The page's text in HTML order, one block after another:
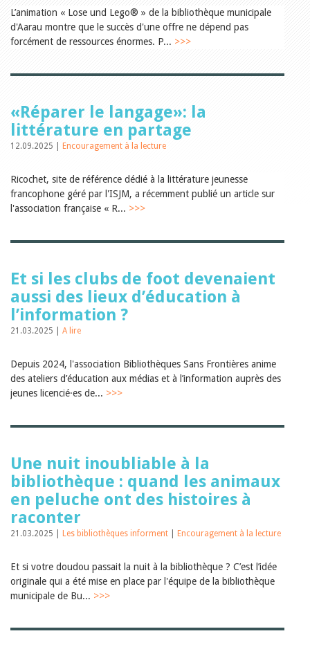
Encouragement à la lecture
Du monde entier
Divers
Tags
Formation et perfectionnement
Animations
Jeune public
Ecole et bibliothèque
Subventions extraordinaires
Littérature de jeunesse
Membres de la commission
Bibliomedia
Auteurs
Julie Greub
Sibylle Birrer
Javier Lopez
Andrea Grichting
Aline Yeretzian
Markus Jost
Markus Keel
Gabriela Hammel
Tous les auteurs
Archives
Juillet 2026
Juin 2026
Mars 2026
Décembre 2025
Juillet 2025
Juin 2025
Mars 2025
L’animation « Lose und Lego® » de la bibliothèque municipale
d'Aarau montre que le succès d'une offre ne dépend pas
forcément de ressources énormes. P... >>>
«Réparer le langage»: la
littérature en partage
12.09.2025 | Encouragement à la lecture
Ricochet, site de référence dédié à la littérature jeunesse
francophone géré par l'ISJM, a récemment publié un article sur
l'association française « R... >>>
Et si les clubs de foot devenaient
aussi des lieux d’éducation à
l’information ?
21.03.2025 | A lire
Depuis 2024, l'association Bibliothèques Sans Frontières anime
des ateliers d’éducation aux médias et à l’information auprès des
jeunes licencié·es de... >>>
Une nuit inoubliable à la
bibliothèque : quand les animaux
en peluche ont des histoires à
raconter
21.03.2025 | Les bibliothèques informent Encouragement à la lecture
Et si votre doudou passait la nuit à la bibliothèque ? C’est l’idée
originale qui a été mise en place par l'équipe de la bibliothèque
municipale de Bu... >>>